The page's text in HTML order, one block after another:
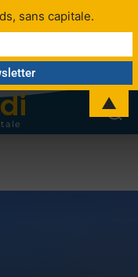
sans capitale.
▲